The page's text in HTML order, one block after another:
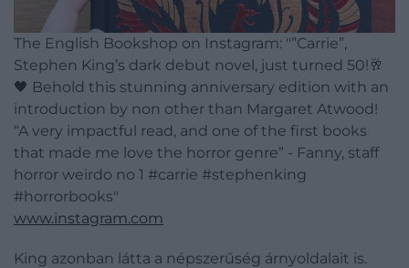
The English Bookshop on Instagram: "”Carrie”,
Stephen King’s dark debut novel, just turned 50!🥂
🖤 Behold this stunning anniversary edition with an
introduction by non other than Margaret Atwood!
“A very impactful read, and one of the first books
that made me love the horror genre” - Fanny, staff
horror weirdo no 1 #carrie #stephenking
#horrorbooks"
www.instagram.com
King azonban látta a népszerűség árnyoldalait is.